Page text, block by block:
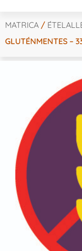
MATRICA /
GLUTÉNMENTES –